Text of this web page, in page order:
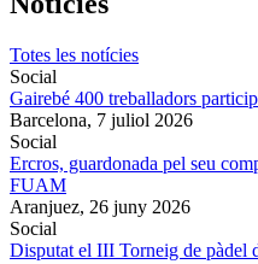
Totes les notícies
Social
Gairebé 400 treballadors
Barcelona, 7 juliol 2026
Social
Ercros, guardonada pel seu
FUAM
Aranjuez, 26 juny 2026
Social
Disputat el III Torneig de pàdel